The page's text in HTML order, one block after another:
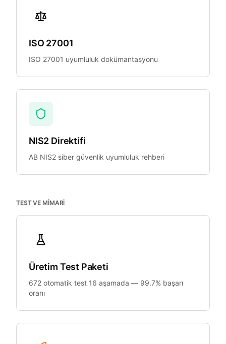
ISO 27001
ISO 27001 uyumluluk dokümantasyonu
NIS2 Direktifi
AB NIS2 siber güvenlik uyumluluk rehberi
TEST VE MIMARI
Üretim Test Paketi
672 otomatik test 16 aşamada — 99.7% başarı
oranı